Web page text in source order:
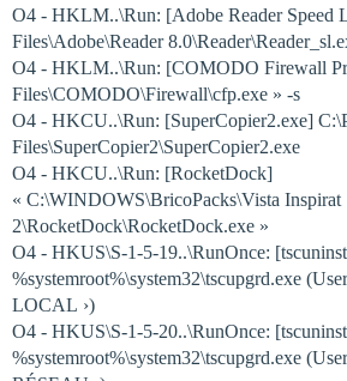
O4 - HKLM..\Run: [Adobe Reader Speed
Files\Adobe\Reader
O4 - HKLM..\Run: [COMODO Firewall
Files\COMODO\Firewall\cfp.exe » -s
O4 - HKCU..\Run: [SuperCopier2.exe]
Files\SuperCopier2\SuperCopier2.exe
O4 - HKCU..\Run: [RocketDock]
« C:\WINDOWS\BricoPacks\Vista Inspirat
2\RocketDock\RocketDock.exe »
O4 - HKUS\S-1-5-19..\RunOnce:
%systemroot%\system32\tscupgrd.exe
LOCAL ›)
O4 - HKUS\S-1-5-20..\RunOnce:
%systemroot%\system32\tscupgrd.exe